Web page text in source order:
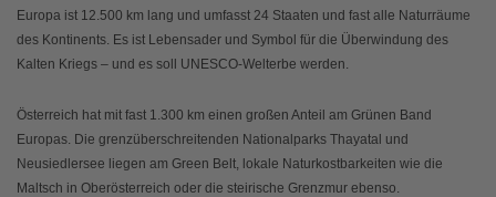
Europa ist 12.500 km lang und umfasst 24 Staaten und fast alle Naturräume
des Kontinents. Es ist Lebensader und Symbol für die Überwindung des
Kalten Kriegs – und es soll UNESCO-Welterbe werden.
Österreich hat mit fast 1.300 km einen großen Anteil am Grünen Band
Europas. Die grenzüberschreitenden Nationalparks Thayatal und
Neusiedlersee liegen am Green Belt, lokale Naturkostbarkeiten wie die
Maltsch in Oberösterreich oder die steirische Grenzmur ebenso.